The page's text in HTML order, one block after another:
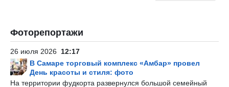
Фоторепортажи
26 июля 2026 12:17
В Самаре торговый комплекс «Амбар» провел
День красоты и стиля: фото
На территории фудкорта развернулся большой семейный